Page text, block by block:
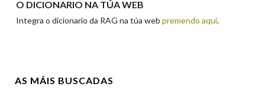
O DICIONARIO NA TÚA WEB
Integra o dicionario da RAG na túa web premendo aquí.
AS MÁIS BUSCADAS